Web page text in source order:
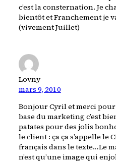
c’est la consternation. Je
bientôt et Franchement je
(vivement Juillet)
Lovny
mars 9, 2010
Bonjour Cyril et merci
base du marketing c’est
patates pour des jolis
le client : ça ça s’appelle le
français dans le texte…Le
n’est qu’une image qui